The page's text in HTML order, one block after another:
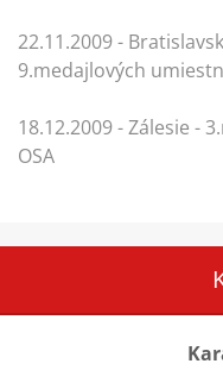
22.11.2009 -
9.medajlových
18.12.2009 - Zálesie -
OSA